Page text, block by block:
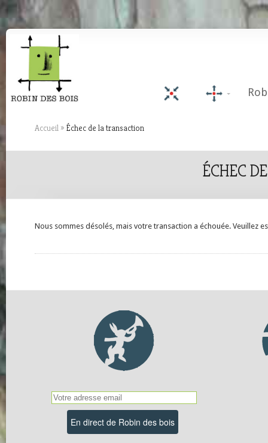
Accueil » Échec de la transaction
ÉCHEC
Nous sommes désolés, mais votre transaction a échouée. Veuillez